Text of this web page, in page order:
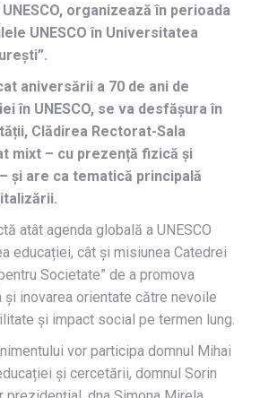
organizează în perioada
UNESCO în Universitatea
aniversării a 70 de ani de
în UNESCO, se va desfășura în
Clădirea Rectorat-Sala
mixt – cu prezență fizică și
și are ca tematică principală
atât agenda globală a UNESCO
educației, cât și misiunea Catedrei
Societate” de a promova
și inovarea orientate către nevoile
și impact social pe termen lung.
vor participa domnul Mihai
și cercetării, domnul Sorin